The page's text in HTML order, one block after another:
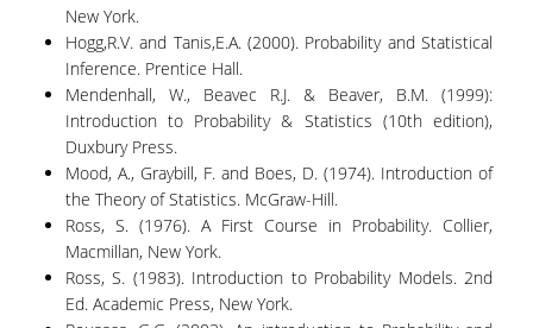
ΠΡΑΚΤΙΚΗ ΑΣΚΗΣΗ
ΠΡΟΓΡΑΜΜΑ ERASMUS
ΑΚΑΔ. ΕΤΟΥΣ 2026-27
ΚΑΤΑΤΑΚΤΗΡΙΕΣ ΕΞΕΤΑΣΕΙΣ
ΣΥΜΒΟΥΛΟΙ ΚΑΘΗΓΗΤΕΣ
ΠΑΙΔΑΓΩΓΙΚΗ ΕΠΑΡΚΕΙΑ
New York.
Hogg,R.V. and Tanis,E.A. (2000). Probability and Statistical
Inference. Prentice Hall.
Mendenhall, W., Beavec R.J. & Beaver, B.M. (1999):
Introduction to Probability & Statistics (10th edition),
Duxbury Press.
Mood, A., Graybill, F. and Boes, D. (1974). Introduction of
the Theory of Statistics. McGraw-Hill.
Ross, S. (1976). A First Course in Probability. Collier,
Macmillan, New York.
Ross, S. (1983). Introduction to Probability Models. 2nd
Ed. Academic Press, New York.